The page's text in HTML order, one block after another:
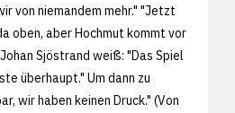
von niemandem mehr." "Jetzt
oben, aber Hochmut kommt vor
Sjöstrand weiß: "Das Spiel
überhaupt." Um dann zu
wir haben keinen Druck." (Von